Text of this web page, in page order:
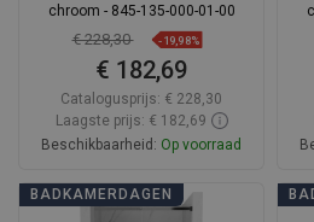
chroom - 845-135-000-01-00
€ 228,30 -19,98%
€ 182,69
Catalogusprijs: € 228,30
Laagste prijs: € 182,69
Beschikbaarheid: Op voorraad
In winkelwagen
BADKAMERDAGEN